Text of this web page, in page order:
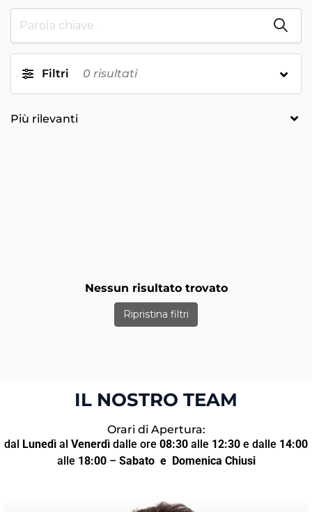
Filtri 0 risultati
Nessun risultato trovato
Ripristina filtri
IL NOSTRO TEAM
Orari di Apertura:
dal Lunedì al Venerdì dalle ore 08:30 alle 12:30 e dalle 14:00
alle 18:00– Sabato e Domenica Chiusi